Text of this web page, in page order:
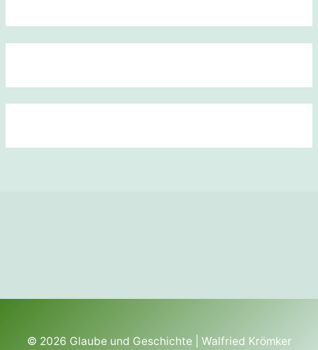
© 2026 Glaube und Geschichte | Walfried Krömker